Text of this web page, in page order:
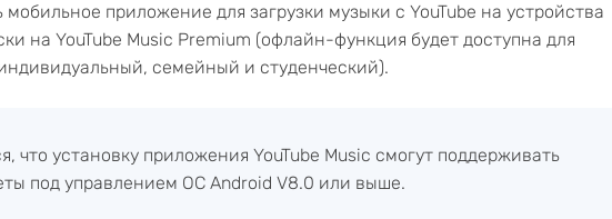
приложение для загрузки музыки с YouTube на устройства
на YouTube Music Premium (офлайн-функция будет доступна для
семейный и студенческий).
что установку приложения YouTube Music смогут поддерживать
под управлением ОС Android V8.0 или выше.